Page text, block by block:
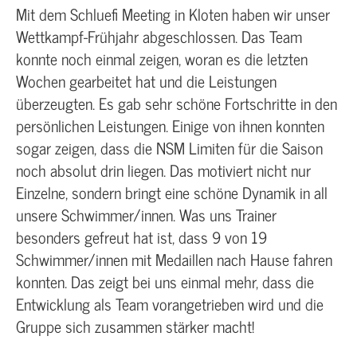
Mit dem Schluefi Meeting in Kloten haben wir unser
Wettkampf-Frühjahr abgeschlossen. Das Team
konnte noch einmal zeigen, woran es die letzten
Wochen gearbeitet hat und die Leistungen
überzeugten. Es gab sehr schöne Fortschritte in den
persönlichen Leistungen. Einige von ihnen konnten
sogar zeigen, dass die NSM Limiten für die Saison
noch absolut drin liegen. Das motiviert nicht nur
Einzelne, sondern bringt eine schöne Dynamik in all
unsere Schwimmer/innen. Was uns Trainer
besonders gefreut hat ist, dass 9 von 19
Schwimmer/innen mit Medaillen nach Hause fahren
konnten. Das zeigt bei uns einmal mehr, dass die
Entwicklung als Team vorangetrieben wird und die
Gruppe sich zusammen stärker macht!